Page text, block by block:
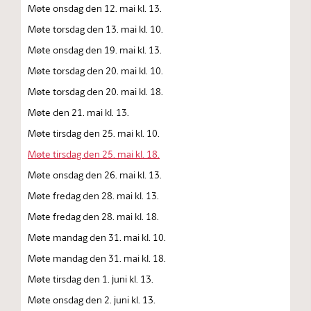
Møte onsdag den 12. mai kl. 13.
Møte torsdag den 13. mai kl. 10.
Møte onsdag den 19. mai kl. 13.
Møte torsdag den 20. mai kl. 10.
Møte torsdag den 20. mai kl. 18.
Møte den 21. mai kl. 13.
Møte tirsdag den 25. mai kl. 10.
Møte tirsdag den 25. mai kl. 18.
Møte onsdag den 26. mai kl. 13.
Møte fredag den 28. mai kl. 13.
Møte fredag den 28. mai kl. 18.
Møte mandag den 31. mai kl. 10.
Møte mandag den 31. mai kl. 18.
Møte tirsdag den 1. juni kl. 13.
Møte onsdag den 2. juni kl. 13.